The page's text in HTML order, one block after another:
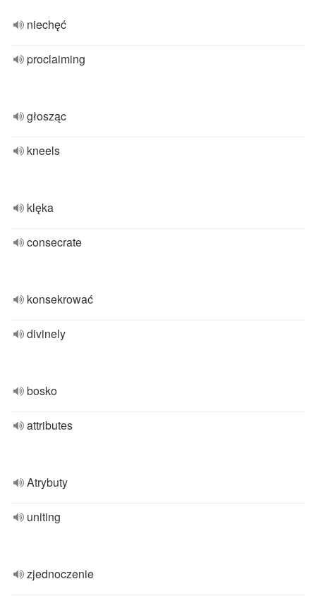
niechęć
proclaiming
głosząc
kneels
klęka
consecrate
konsekrować
divinely
bosko
attributes
Atrybuty
uniting
zjednoczenie